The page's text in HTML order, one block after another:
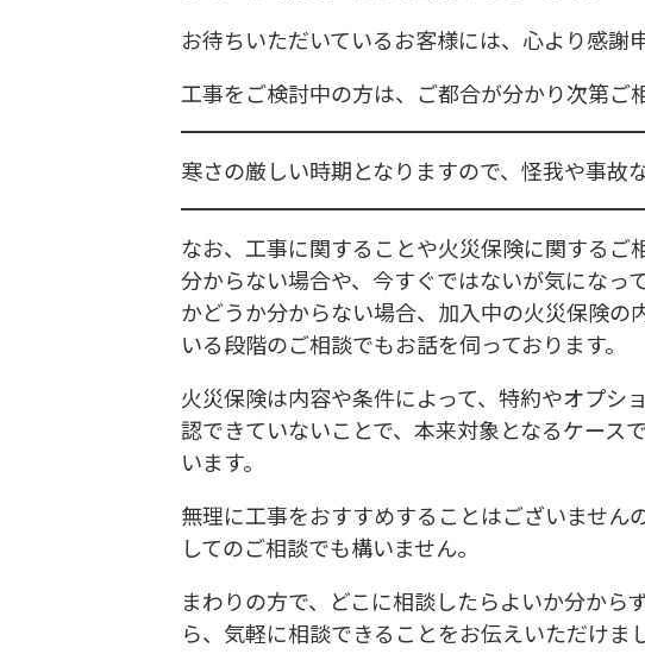
お待ちいただいているお客様には、心より感謝
工事をご検討中の方は、ご都合が分かり次第ご
寒さの厳しい時期となりますので、怪我や事故
なお、工事に関することや火災保険に関するご
分からない場合や、今すぐではないが気になっ
かどうか分からない場合、加入中の火災保険の
いる段階のご相談でもお話を伺っております。
火災保険は内容や条件によって、特約やオプシ
認できていないことで、本来対象となるケース
います。
無理に工事をおすすめすることはございません
してのご相談でも構いません。
まわりの方で、どこに相談したらよいか分から
ら、気軽に相談できることをお伝えいただけま